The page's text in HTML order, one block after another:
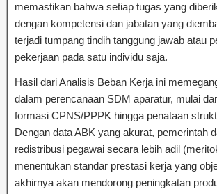
memastikan bahwa setiap tugas yang
dengan kompetensi dan jabatan yang
terjadi tumpang tindih tanggung jawab atau
pekerjaan pada satu individu saja.
Hasil dari Analisis Beban Kerja ini
dalam perencanaan SDM aparatur, mulai
formasi CPNS/PPPK hingga penataan
Dengan data ABK yang akurat, pemerintah
redistribusi pegawai secara lebih adil
menentukan standar prestasi kerja yang
akhirnya akan mendorong peningkatan